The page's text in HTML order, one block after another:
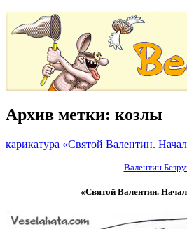
Архив метки: козлы
карикатура «Святой Валентин.
Валентин
«Святой Валентин.